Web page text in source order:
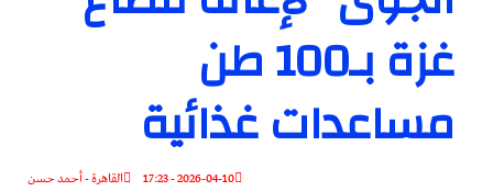
غزة بـ100 طن
مساعدات غذائية
القاهرة - أحمد حسن 2026-04-10 - 17:23